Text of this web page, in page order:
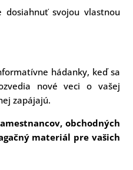
dosiahnuť svojou vlastnou
hádanky, keď sa
nové veci o vašej
zapájajú.
obchodných
materiál pre vašich